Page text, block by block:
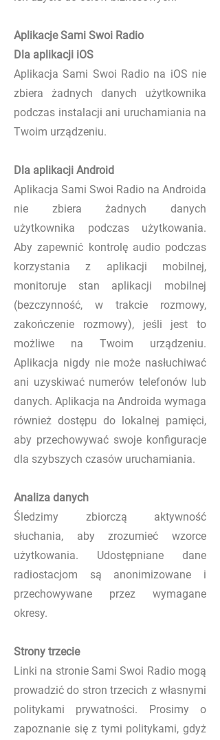
Aplikacje Sami Swoi Radio
Dla aplikacji iOS
Aplikacja Sami Swoi Radio na iOS nie
zbiera żadnych danych użytkownika
podczas instalacji ani uruchamiania na
Twoim urządzeniu.
Dla aplikacji Android
Aplikacja Sami Swoi Radio na Androida
nie zbiera żadnych danych
użytkownika podczas użytkowania.
Aby zapewnić kontrolę audio podczas
korzystania z aplikacji mobilnej,
monitoruje stan aplikacji mobilnej
(bezczynność, w trakcie rozmowy,
zakończenie rozmowy), jeśli jest to
możliwe na Twoim urządzeniu.
Aplikacja nigdy nie może nasłuchiwać
ani uzyskiwać numerów telefonów lub
danych. Aplikacja na Androida wymaga
również dostępu do lokalnej pamięci,
aby przechowywać swoje konfiguracje
dla szybszych czasów uruchamiania.
Analiza danych
Śledzimy zbiorczą aktywność
słuchania, aby zrozumieć wzorce
użytkowania. Udostępniane dane
radiostacjom są anonimizowane i
przechowywane przez wymagane
okresy.
Strony trzecie
Linki na stronie Sami Swoi Radio mogą
prowadzić do stron trzecich z własnymi
politykami prywatności. Prosimy o
zapoznanie się z tymi politykami, gdyż